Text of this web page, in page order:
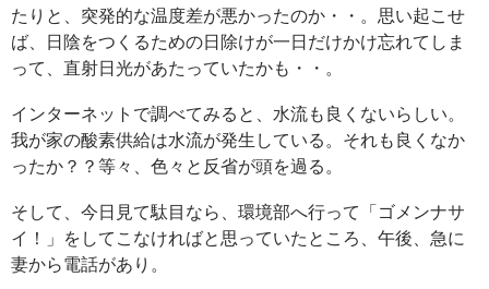
たりと、突発的な温度差が悪かったのか・・。思い起こせ
ば、日陰をつくるための日除けが一日だけかけ忘れてしま
って、直射日光があたっていたかも・・。
インターネットで調べてみると、水流も良くないらしい。
我が家の酸素供給は水流が発生している。それも良くなか
ったか？？等々、色々と反省が頭を過る。
そして、今日見て駄目なら、環境部へ行って「ゴメンナサ
イ！」をしてこなければと思っていたところ、午後、急に
妻から電話があり。